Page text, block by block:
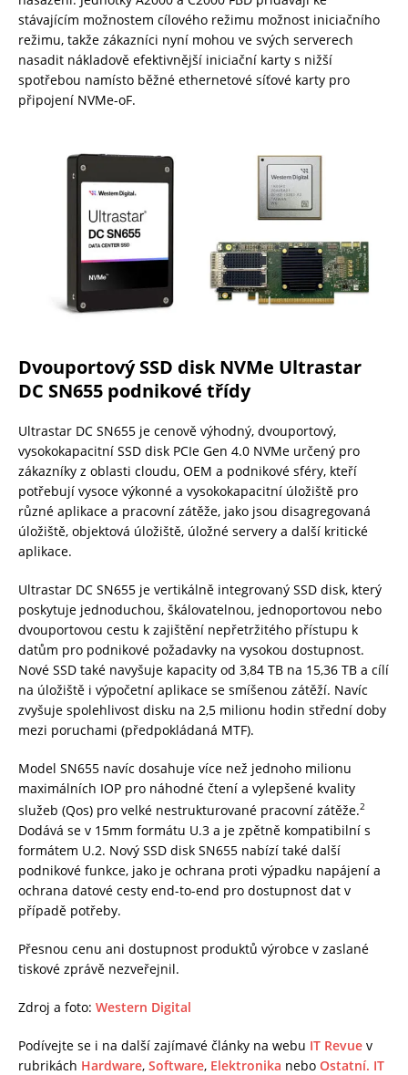
stávajícím možnostem cílového režimu možnost iniciačního
režimu, takže zákazníci nyní mohou ve svých serverech
nasadit nákladově efektivnější iniciační karty s nižší
spotřebou namísto běžné ethernetové síťové karty pro
připojení NVMe-oF.
Dvouportový SSD disk NVMe Ultrastar
DC SN655 podnikové třídy
Ultrastar DC SN655 je cenově výhodný, dvouportový,
vysokokapacitní SSD disk PCIe Gen 4.0 NVMe určený pro
zákazníky z oblasti cloudu, OEM a podnikové sféry, kteří
potřebují vysoce výkonné a vysokokapacitní úložiště pro
různé aplikace a pracovní zátěže, jako jsou disagregovaná
úložiště, objektová úložiště, úložné servery a další kritické
aplikace.
Ultrastar DC SN655 je vertikálně integrovaný SSD disk, který
poskytuje jednoduchou, škálovatelnou, jednoportovou nebo
dvouportovou cestu k zajištění nepřetržitého přístupu k
datům pro podnikové požadavky na vysokou dostupnost.
Nové SSD také navyšuje kapacity od 3,84 TB na 15,36 TB a cílí
na úložiště i výpočetní aplikace se smíšenou zátěží. Navíc
zvyšuje spolehlivost disku na 2,5 milionu hodin střední doby
mezi poruchami (předpokládaná MTF).
Model SN655 navíc dosahuje více než jednoho milionu
maximálních IOP pro náhodné čtení a vylepšené kvality
služeb (Qos) pro velké nestrukturované pracovní zátěže.2
Dodává se v 15mm formátu U.3 a je zpětně kompatibilní s
formátem U.2. Nový SSD disk SN655 nabízí také další
podnikové funkce, jako je ochrana proti výpadku napájení a
ochrana datové cesty end-to-end pro dostupnost dat v
případě potřeby.
Přesnou cenu ani dostupnost produktů výrobce v zaslané
tiskové zprávě nezveřejnil.
Zdroj a foto: Western Digital
Podívejte se i na další zajímavé články na webu IT Revue v
rubrikách Hardware, Software, Elektronika nebo Ostatní. IT